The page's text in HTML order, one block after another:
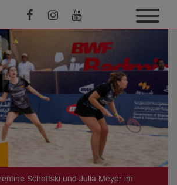
Schöffski und Julia Meyer im